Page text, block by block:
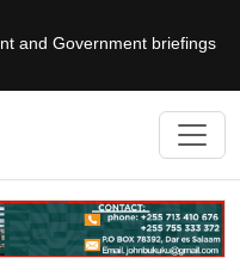
and Government briefings